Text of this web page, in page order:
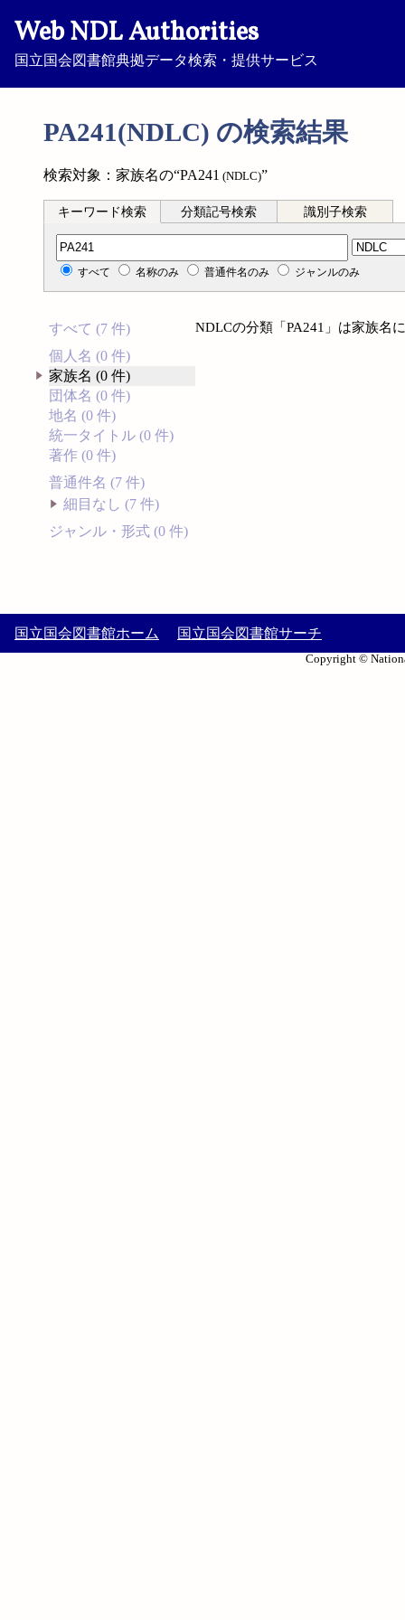
Web NDL Authorities
国立国会図書館典拠データ検索・提供サービス
PA241(NDLC) の検索結果
検索対象：家族名の“PA241 (NDLC)”
キーワード検索 分類記号検索 識別子検索
分類記号検索
すべて 名称のみ 普通件名のみ ジャンルのみ
すべて (7 件)
個人名 (0 件)
家族名 (0 件)
団体名 (0 件)
地名 (0 件)
統一タイトル (0 件)
著作 (0 件)
普通件名 (7 件)
細目なし (7 件)
ジャンル・形式 (0 件)
NDLCの分類「PA241」は家族名
国立国会図書館ホーム 国立国会図書館サーチ
Copyright ©